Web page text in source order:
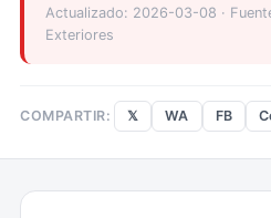
Actualizado: 2026-03-08 ·
Exteriores
COMPARTIR: 𝕏 WA FB